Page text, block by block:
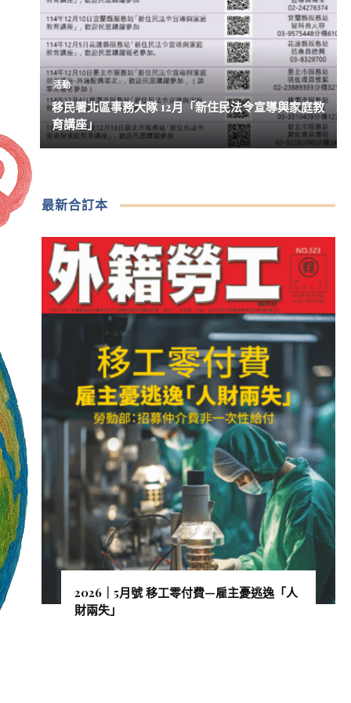
活動
移民署北區事務大隊 12月「新住民法令宣導與家庭教
育講座」
最新合訂本
2026｜5月號 移工零付費—雇主憂逃逸「人
財兩失」